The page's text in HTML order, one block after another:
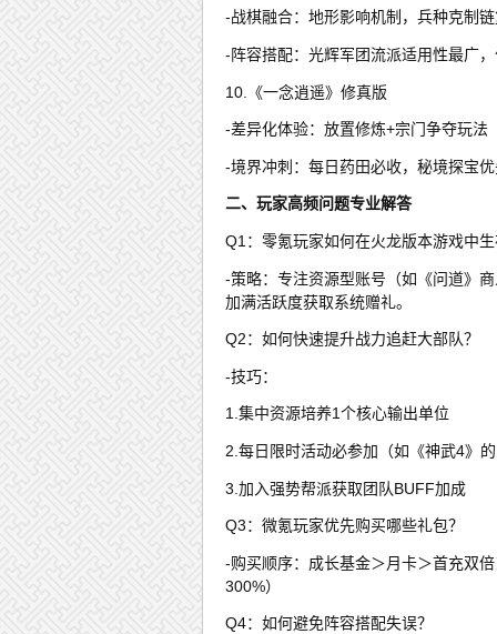
-战棋融合：地形影响机制，兵种克制
-阵容搭配：光辉军团流派适用性最广
10.《一念逍遥》修真版
-差异化体验：放置修炼+宗门争夺玩法
-境界冲刺：每日药田必收，秘境探宝
二、玩家高频问题专业解答
Q1：零氪玩家如何在火龙版本游戏中
-策略：专注资源型账号（如《问道》
加满活跃度获取系统赠礼。
Q2：如何快速提升战力追赶大部队？
-技巧：
1.集中资源培养1个核心输出单位
2.每日限时活动必参加（如《神武4》
3.加入强势帮派获取团队BUFF加成
Q3：微氪玩家优先购买哪些礼包？
-购买顺序：成长基金＞月卡＞首充双
300%）
Q4：如何避免阵容搭配失误？